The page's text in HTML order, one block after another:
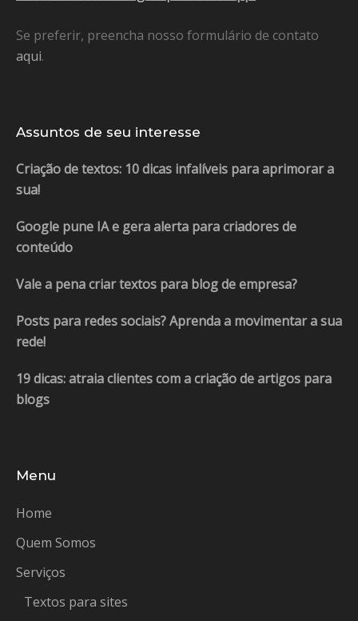
Se preferir, preencha nosso formulário de contato
aqui.
Assuntos de seu interesse
Criação de textos: 10 dicas infalíveis para aprimorar a
sua!
Google pune IA e gera alerta para criadores de
conteúdo
Vale a pena criar textos para blog de empresa?
Posts para redes sociais? Aprenda a movimentar a sua
rede!
19 dicas: atraia clientes com a criação de artigos para
blogs
Menu
Home
Quem Somos
Serviços
Textos para sites